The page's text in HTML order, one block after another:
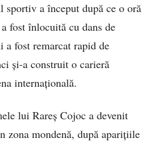
sportiv a început după ce o oră
fost înlocuită cu dans de
a fost remarcat rapid de
și-a construit o carieră
internațională.
lui Rareș Cojoc a devenit
zona mondenă, după aparițiile